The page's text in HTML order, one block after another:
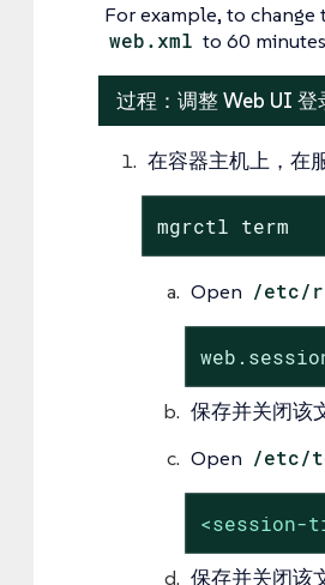
For example, to
web.xml to 60
过程：调整 Web UI 登
在容器主机上，在
mgrctl term
Open /etc/
保存并关闭该
Open /etc/
<session-
保存并关闭该